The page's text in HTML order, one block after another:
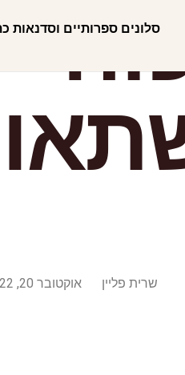
סלונים ספרותיים וסדנאות
שרית פליין אוקטובר 20, 2022